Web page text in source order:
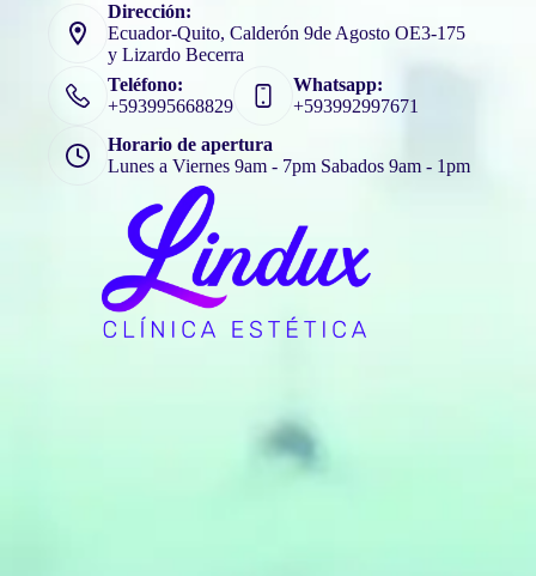
Dirección:
Ecuador-Quito, Calderón 9de Agosto OE3-175
y Lizardo Becerra
Teléfono:
+593995668829
Whatsapp:
+593992997671
Horario de apertura
Lunes a Viernes 9am - 7pm Sabados 9am - 1pm